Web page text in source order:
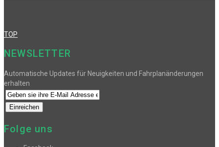
TOP
NEWSLETTER
Automatische Updates für Neuigkeiten und Fahrplanänderungen
erhalten
Folge uns